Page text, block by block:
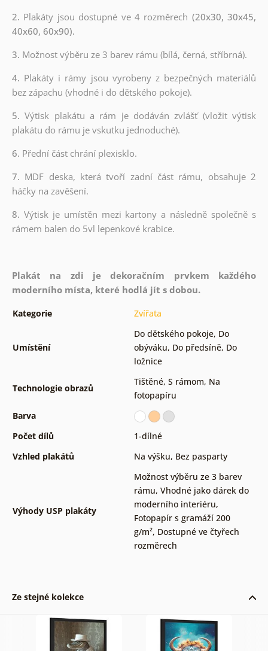
2. Plakáty jsou dostupné ve 4 rozměrech (20x30, 30x45,
40x60, 60x90).
3. Možnost výběru ze 3 barev rámu (bílá, černá, stříbrná).
4. Plakáty i rámy jsou vyrobeny z bezpečných materiálů
bez zápachu (vhodné i do dětského pokoje).
5.Výtisk plakátu a rám je dodáván zvlášť (vložit výtisk
plakátu do rámu je vskutku jednoduché).
6. Přední část chrání plexisklo.
7. MDF deska, která tvoří zadní část rámu, obsahuje 2
háčky na zavěšení.
8. Výtisk je umístěn mezi kartony a následně společně s
rámem balen do 5vl lepenkové krabice.
Plakát na zdi je dekoračním prvkem každého
moderního místa, které hodlá jít s dobou.
Kategorie Zvířata
Umístění
Do dětského pokoje, Do
obýváku, Do předsíně, Do
ložnice
Technologie obrazů
Tištěné, S rámom, Na
fotopapíru
Barva
Počet dílů
1-dílné
Vzhled plakátů
Na výšku, Bez pasparty
Výhody USP plakáty
Možnost výběru ze 3 barev
rámu, Vhodné jako dárek do
moderního interiéru,
Fotopapír s gramáží 200
g/m², Dostupné ve čtyřech
rozměrech
Ze stejné kolekce